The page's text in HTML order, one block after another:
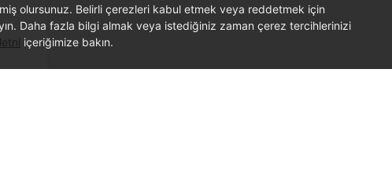
olursunuz. Belirli çerezleri kabul etmek veya reddetmek için
Daha fazla bilgi almak veya istediğiniz zaman çerez tercihlerinizi
içeriğimize bakın.